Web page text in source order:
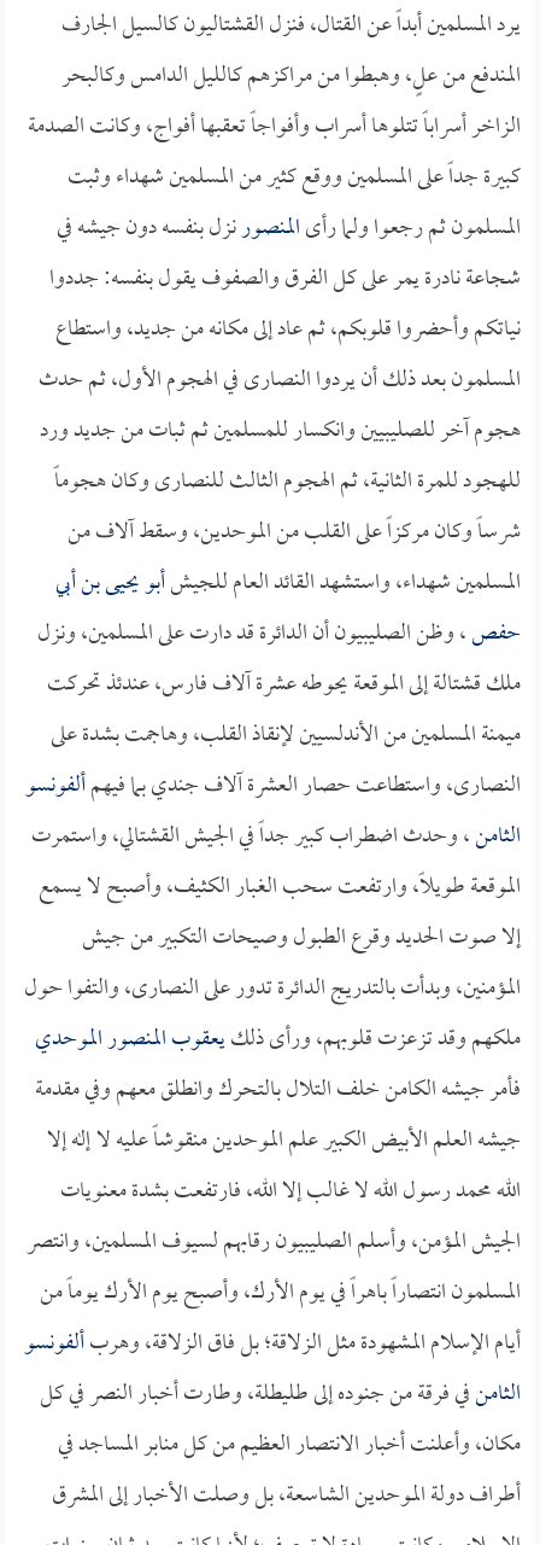
يرد المسلمين أبداً عن القتال، فنزل القشتاليون كالسيل الجارف
المندفع من علٍ، وهبطوا من مراكزهم كالليل الدامس وكالبحر
الزاخر أسراباً تتلوها أسراب وأفواجاً تعقبها أفواج، وكانت الصدمة
كبيرة جداً على المسلمين ووقع كثير من المسلمين شهداء وثبت
المسلمون ثم رجعوا ولما رأىالمنصورنزل بنفسه دون جيشه في
شجاعة نادرة يمر على كل الفرق والصفوف يقول بنفسه: جددوا
نياتكم وأحضروا قلوبكم، ثم عاد إلى مكانه من جديد، واستطاع
المسلمون بعد ذلك أن يردوا النصارى في الهجوم الأول، ثم حدث
هجوم آخر للصليبيين وانكسار للمسلمين ثم ثبات من جديد ورد
للهجود للمرة الثانية، ثم الهجوم الثالث للنصارى وكان هجوماً
شرساً وكان مركزاً على القلب من الموحدين، وسقط آلاف من
المسلمين شهداء، واستشهد القائد العام للجيشأبو يحيى بن أبي
حفص، وظن الصليبيون أن الدائرة قد دارت على المسلمين، ونزل
ملك قشتالة إلى الموقعة يحوطه عشرة آلاف فارس، عندئذ تحركت
ميمنة المسلمين من الأندلسيين لإنقاذ القلب، وهاجمت بشدة على
النصارى، واستطاعت حصار العشرة آلاف جندي بما فيهمألفونسو
الثامن، وحدث اضطراب كبير جداً في الجيش القشتالي، واستمرت
الموقعة طويلاً، وارتفعت سحب الغبار الكثيف، وأصبح لا يسمع
إلا صوت الحديد وقرع الطبول وصيحات التكبير من جيش
المؤمنين، وبدأت بالتدريج الدائرة تدور على النصارى، والتفوا حول
ملكهم وقد تزعزت قلوبهم، ورأى ذلكيعقوب المنصور الموحدي
فأمر جيشه الكامن خلف التلال بالتحرك وانطلق معهم وفي مقدمة
جيشه العلم الأبيض الكبير علم الموحدين منقوشاً عليه لا إله إلا
الله محمد رسول الله لا غالب إلا الله، فارتفعت بشدة معنويات
الجيش المؤمن، وأسلم الصليبيون رقابهم لسيوف المسلمين، وانتصر
المسلمون انتصاراً باهراً في يوم الأرك، وأصبح يوم الأرك يوماً من
أيام الإسلام المشهودة مثل الزلاقة؛ بل فاق الزلاقة، وهربألفونسو
الثامنفي فرقة من جنوده إلى طليطلة، وطارت أخبار النصر في كل
مكان، وأعلنت أخبار الانتصار العظيم من كل منابر المساجد في
أطراف دولة الموحدين الشاسعة، بل وصلت الأخبار إلى المشرق